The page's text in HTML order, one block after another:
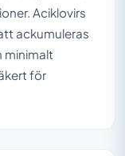
Aciklovirs
ackumuleras
minimalt
för